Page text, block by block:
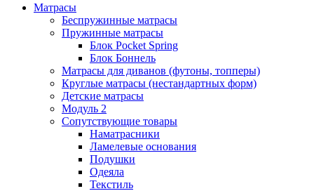
Матрасы
Беспружинные матрасы
Пружинные матрасы
Блок Pocket Spring
Блок Боннель
Матрасы для диванов (футоны, топперы)
Круглые матрасы (нестандартных форм)
Детские матрасы
Модуль 2
Сопутствующие товары
Наматрасники
Ламелевые основания
Подушки
Одеяла
Текстиль